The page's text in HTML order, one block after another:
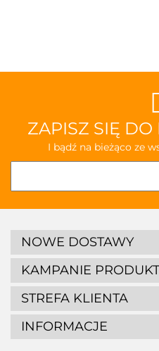
ZAPISZ SIĘ
I bądź na bieżąco ze
NOWE DOSTAWY
KAMPANIE
STREFA KLIENTA
INFORMACJE